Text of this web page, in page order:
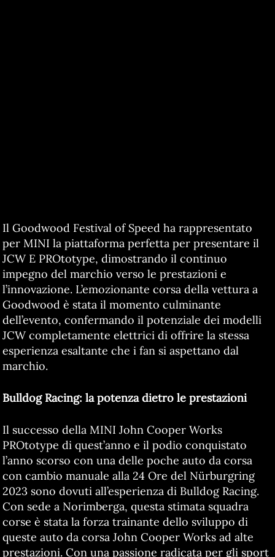
Il Goodwood Festival of Speed ha rappresentato
per MINI la piattaforma perfetta per presentare il
JCW E PROtotype, dimostrando il continuo
impegno del marchio verso le prestazioni e
l’innovazione. L’emozionante corsa della vettura a
Goodwood è stata il momento culminante
dell’evento, confermando il potenziale dei modelli
JCW completamente elettrici di offrire la stessa
esperienza esaltante che i fan si aspettano dal
marchio.
Bulldog Racing: la potenza dietro le prestazioni
Il successo della MINI John Cooper Works
PROtotype di quest’anno e il podio conquistato
l’anno scorso con una delle poche auto da corsa
con cambio manuale alla 24 Ore del Nürburgring
2023 sono dovuti all’esperienza di Bulldog Racing.
Con sede a Norimberga, questa stimata squadra
corse è stata la forza trainante dello sviluppo di
queste auto da corsa John Cooper Works ad alte
prestazioni. Con una passione radicata per gli sport